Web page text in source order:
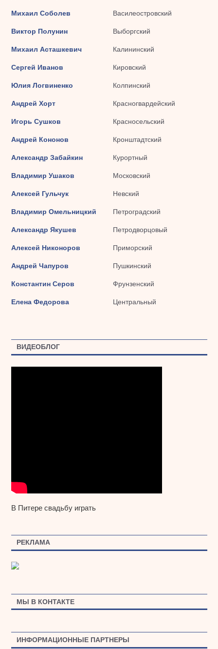
Михаил Соболев Василеостровский
Виктор Полунин Выборгский
Михаил Асташкевич Калининский
Сергей Иванов Кировский
Юлия Логвиненко Колпинский
Андрей Хорт Красногвардейский
Игорь Сушков Красносельский
Андрей Кононов Кронштадтский
Александр Забайкин Курортный
Владимир Ушаков Московский
Алексей Гульчук Невский
Владимир Омельницкий Петроградский
Александр Якушев Петродворцовый
Алексей Никоноров Приморский
Андрей Чапуров Пушкинский
Константин Серов Фрунзенский
Елена Федорова Центральный
ВИДЕОБЛОГ
В Питере свадьбу играть
РЕКЛАМА
МЫ В КОНТАКТЕ
ИНФОРМАЦИОННЫЕ ПАРТНЕРЫ